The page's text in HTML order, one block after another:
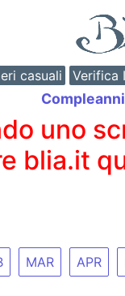
casuali Verifica
uno
blia.it
MAR APR